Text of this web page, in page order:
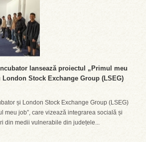
lansează proiectul „Primul meu
Stock Exchange Group (LSEG)
și London Stock Exchange Group (LSEG)
meu job”, care vizează integrarea socială și
din medii vulnerabile din județele...